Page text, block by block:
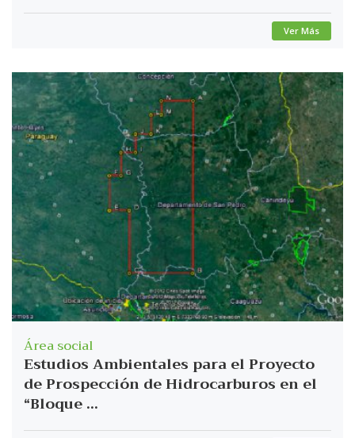
Ver Más
Área social
Estudios Ambientales para el Proyecto
de Prospección de Hidrocarburos en el
“Bloque ...